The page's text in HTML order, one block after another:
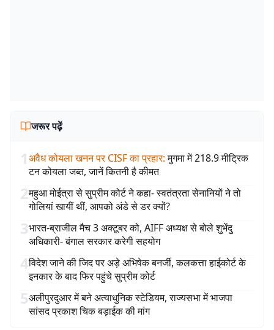
जरूर पढ़ें
1अवैध कोयला खनन पर CISF का प्रहार: मुगमा में 218.9 मीट्रिक
टन कोयला जब्त, जानें कितनी है कीमत
2महुआ मोईत्रा से सुप्रीम कोर्ट ने कहा- स्वतंत्रता सेनानियों ने तो
गोलियां खायीं थीं, आपको अंडे से डर क्यों?
3भारत-ब्राजील मैच 3 अक्टूबर को, AIFF अध्यक्ष से बोले शुभेंदु
अधिकारी- बंगाल सरकार करेगी सहयोग
4विदेश जाने की जिद पर अड़े अभिषेक बनर्जी, कलकत्ता हाईकोर्ट के
इनकार के बाद फिर पहुंचे सुप्रीम कोर्ट
5अलीपुरदुआर में बने अत्याधुनिक स्टेडियम, राज्यसभा में भाजपा
सांसद प्रकाश चिक बड़ाईक की मांग